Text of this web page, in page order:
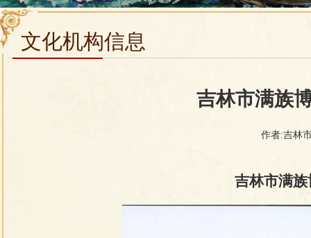
文化机构信息
吉林市满族
作者:吉
吉林市满